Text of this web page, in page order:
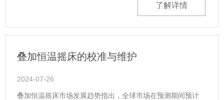
了解详情
叠加恒温摇床的校准与维护
2024-07-26
叠加恒温摇床市场发展趋势指出，全球市场在预测期间预计